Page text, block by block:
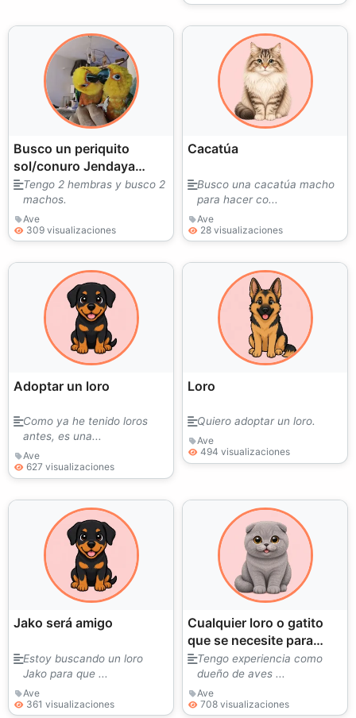
Busco un periquito
sol/conuro Jendaya
macho.
Tengo 2 hembras y busco 2
machos.
Ave
309 visualizaciones
Cacatúa
Busco una cacatúa macho
para hacer co...
Ave
28 visualizaciones
Adoptar un loro
Como ya he tenido loros
antes, es una...
Ave
627 visualizaciones
Loro
Quiero adoptar un loro.
Ave
494 visualizaciones
Jako será amigo
Estoy buscando un loro
Jako para que ...
Ave
361 visualizaciones
Cualquier loro o gatito
que se necesite para
adopción tiene
experiencia con loros
grandes también
Tengo experiencia como
dueño de aves ...
Ave
708 visualizaciones